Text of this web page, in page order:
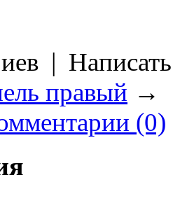
|
правый →
(0)